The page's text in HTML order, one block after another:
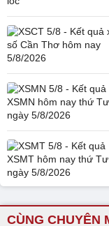
CÙNG CHUYÊN